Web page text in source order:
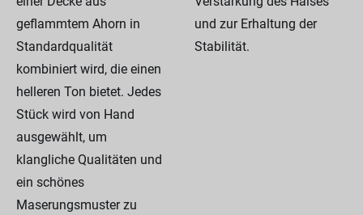
geflammtem Ahorn in
Standardqualität
kombiniert wird, die einen
helleren Ton bietet. Jedes
Stück wird von Hand
ausgewählt, um
klangliche Qualitäten und
ein schönes
Maserungsmuster zu
und zur Erhaltung der
Stabilität.